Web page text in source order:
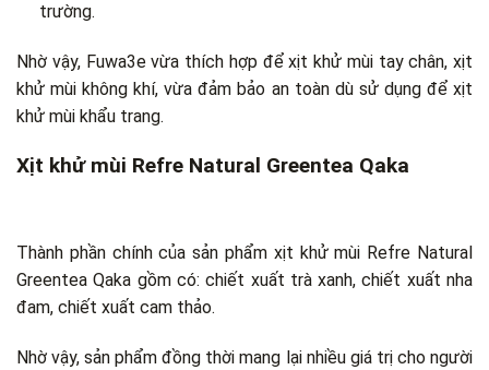
trường.
Nhờ vậy, Fuwa3e vừa thích hợp để xịt khử mùi tay chân, xịt
khử mùi không khí, vừa đảm bảo an toàn dù sử dụng để xịt
khử mùi khẩu trang.
Xịt khử mùi Refre Natural Greentea Qaka
Thành phần chính của sản phẩm xịt khử mùi Refre Natural
Greentea Qaka gồm có: chiết xuất trà xanh, chiết xuất nha
đam, chiết xuất cam thảo.
Nhờ vậy, sản phẩm đồng thời mang lại nhiều giá trị cho người